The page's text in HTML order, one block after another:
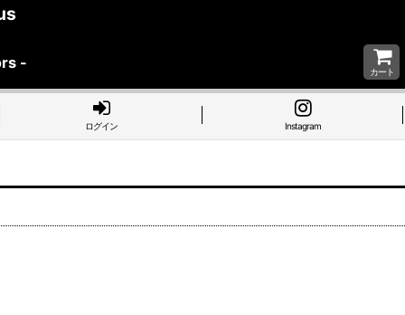
-
カート
ログイン Instagram